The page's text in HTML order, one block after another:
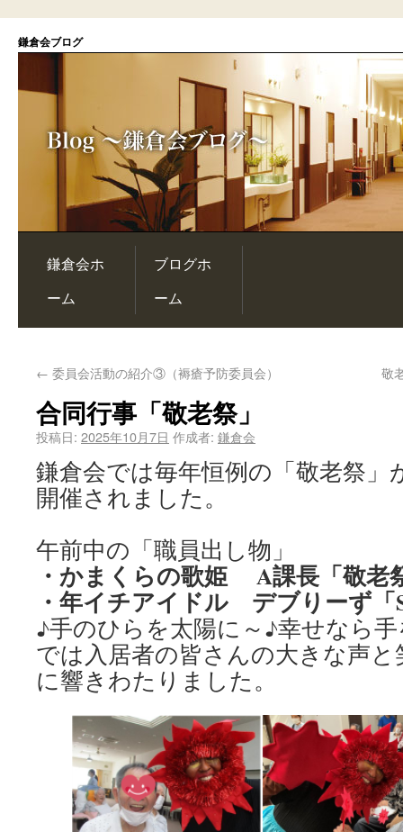
鎌倉会ブログ
鎌倉会ホ
ーム
ブログホ
ーム
← 委員会活動の紹介③（褥瘡予防委員会） 敬
合同行事「敬老祭」
投稿日: 2025年10月7日 作成者: 鎌倉会
鎌倉会では毎年恒例の「敬老祭」
開催されました。
午前中の「職員出し物」
・かまくらの歌姫 A課長「敬老
・年イチアイドル デブりーず「
♪手のひらを太陽に～♪幸せなら
では入居者の皆さんの大きな声
に響きわたりました。